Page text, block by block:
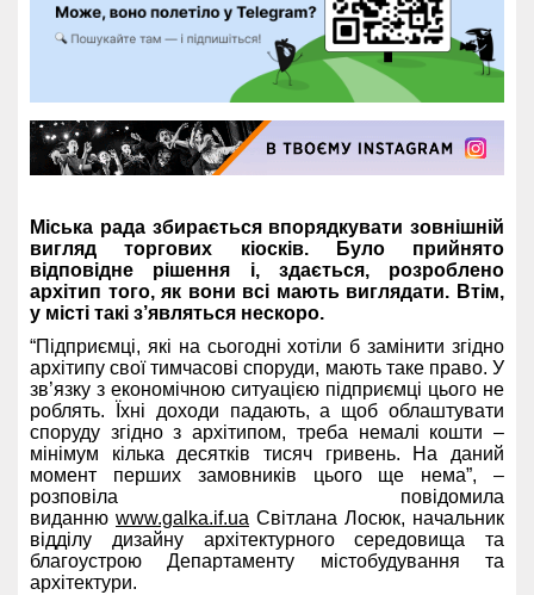
Міська рада збирається впорядкувати зовнішній
вигляд торгових кіосків. Було прийнято
відповідне рішення і, здається, розроблено
архітип того, як вони всі мають виглядати. Втім,
у місті такі з’являться нескоро.
“Підприємці, які на сьогодні хотіли б замінити згідно
архітипу свої тимчасові споруди, мають таке право. У
зв’язку з економічною ситуацією підприємці цього не
роблять. Їхні доходи падають, а щоб облаштувати
споруду згідно з архітипом, треба немалі кошти –
мінімум кілька десятків тисяч гривень. На даний
момент перших замовників цього ще нема”, –
розповіла повідомила
виданню www.galka.if.ua Світлана Лосюк, начальник
відділу дизайну архітектурного середовища та
благоустрою Департаменту містобудування та
архітектури.